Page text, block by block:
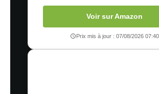
Voir sur Amazon
Prix mis à jour : 07/08/2026 07:40